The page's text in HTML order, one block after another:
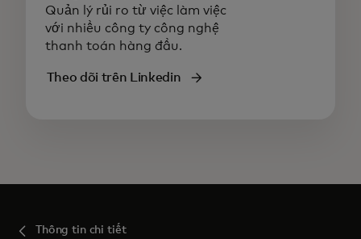
Quản lý rủi ro từ việc làm việc
với nhiều công ty công nghệ
thanh toán hàng đầu.
Theo dõi trên Linkedin
Thông tin chi tiết